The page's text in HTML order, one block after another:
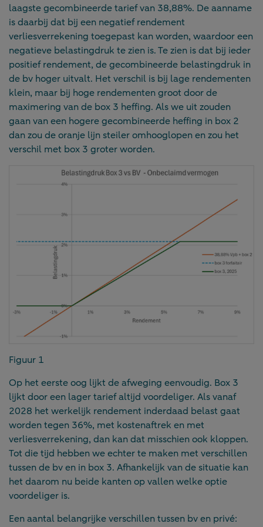
laagste gecombineerde tarief van 38,88%. De aanname
is daarbij dat bij een negatief rendement
verliesverrekening toegepast kan worden, waardoor een
negatieve belastingdruk te zien is. Te zien is dat bij ieder
positief rendement, de gecombineerde belastingdruk in
de bv hoger uitvalt. Het verschil is bij lage rendementen
klein, maar bij hoge rendementen groot door de
maximering van de box 3 heffing. Als we uit zouden
gaan van een hogere gecombineerde heffing in box 2
dan zou de oranje lijn steiler omhooglopen en zou het
verschil met box 3 groter worden.
Figuur 1
Op het eerste oog lijkt de afweging eenvoudig. Box 3
lijkt door een lager tarief altijd voordeliger. Als vanaf
2028 het werkelijk rendement inderdaad belast gaat
worden tegen 36%, met kostenaftrek en met
verliesverrekening, dan kan dat misschien ook kloppen.
Tot die tijd hebben we echter te maken met verschillen
tussen de bv en in box 3. Afhankelijk van de situatie kan
het daarom nu beide kanten op vallen welke optie
voordeliger is.
Een aantal belangrijke verschillen tussen bv en privé: